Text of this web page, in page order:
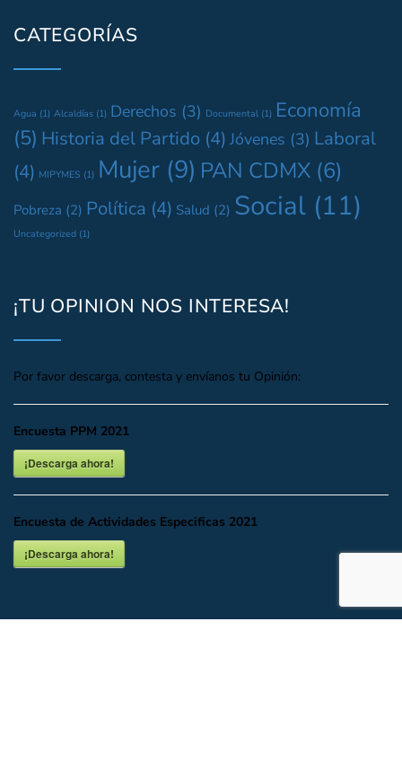
CATEGORÍAS
Agua (1) Alcaldías (1) Derechos (3) Documental (1) Economía
(5) Historia del Partido (4) Jóvenes (3) Laboral
(4) MIPYMES (1) Mujer (9) PAN CDMX (6)
Pobreza (2) Política (4) Salud (2) Social (11)
Uncategorized (1)
¡TU OPINION NOS INTERESA!
Por favor descarga, contesta y envíanos tu Opinión:
Encuesta PPM 2021
¡Descarga ahora!
Encuesta de Actividades Especificas 2021
¡Descarga ahora!